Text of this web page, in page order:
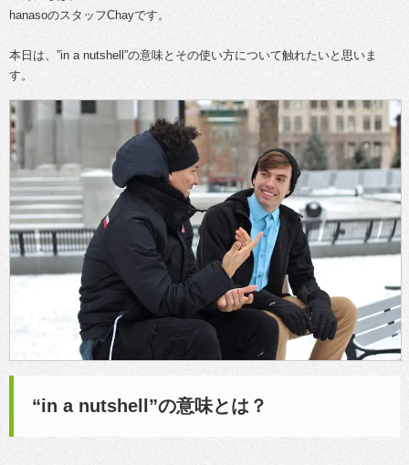
hanasoのスタッフChayです。
本日は、”in a nutshell”の意味とその使い方について触れたいと思いま
す。
“in a nutshell”の意味とは？